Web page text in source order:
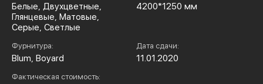
Белые, Двухцветные,
Глянцевые, Матовые,
Серые, Светлые
4200*1250 мм
Фурнитура:
Blum, Boyard
Дата сдачи:
11.01.2020
Фактическая стоимость: